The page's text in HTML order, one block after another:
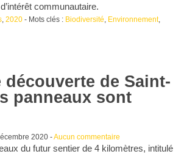
communautaire.
, 2020- Mots clés : Biodiversité, Environnement,
découverte de Saint-
panneaux sont
2020-Aucun commentaire
du futur sentier de 4 kilomètres, intitulé